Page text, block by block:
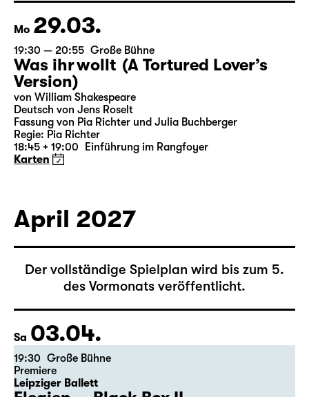
Im Anschluss: „Selfie im Bühnenlicht“
Karten
Mo 29.03.
19:30 — 20:55 Große Bühne
Was ihr wollt (A Tortured Lover’s
Version)
von William Shakespeare
Deutsch von Jens Roselt
Karten
April 2027
Der vollständige Spielplan wird bis zum 5.
des Vormonats veröffentlicht.
Sa 03.04.